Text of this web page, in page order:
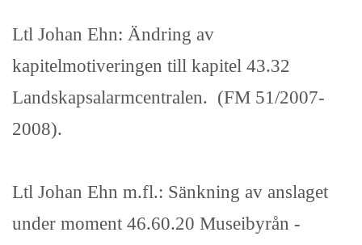
Ltl Johan Ehn: Ändring av
kapitelmotiveringen till kapitel 43.32
Landskapsalarmcentralen. (FM 51/2007-
2008).
Ltl Johan Ehn m.fl.: Sänkning av anslaget
under moment 46.60.20 Museibyrån -